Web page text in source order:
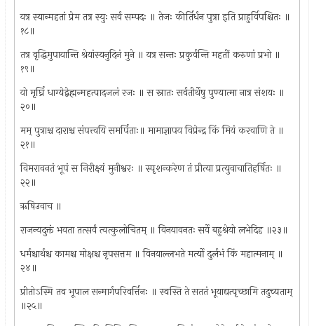
यत्र स्यान्महतां प्रेम तत्र स्युः सर्व सम्पदः ॥ तेजः कीर्तिर्धन पुत्रा इति प्राहुर्विपश्चितः ॥
१८॥
तत्र वृद्धिमुपायान्ति श्रेयांस्यनुदिनं मुने ॥ यत्र सन्तः प्रकुर्वन्ति महतीं करुणां प्रभो ॥
१९॥
यो मृर्घ्रि धाग्येद्बेह्मन्महत्पादजलं रजः ॥ स स्नातः सर्वतीर्थेषु पुण्यात्मा नात्र संशयः ॥
२०॥
मम् पुत्राश्च दाराश्च संपत्त्वयि समर्पिताः॥ मामाज्ञापय विप्रेन्द्र किं मियं करवाणि ते ॥
२१॥
विमरावनतं भूपं स निरीक्ष्यं मुनीश्वरः ॥ स्पृशन्करेण तं प्रीत्या प्रत्युवाचातिहर्षितः ॥
२२॥
ऋषिउवाच ॥
राजन्यदुक्तं भवता तत्सर्वं त्वत्कुलोचितम् ॥ विनयावनतः सर्वे बहुश्रेयो लभेदिह ॥२३॥
धर्मश्चार्थश्च कामश्च मोक्षश्च नृपसत्तम ॥ विनयाल्लभते मर्त्यो दुर्लभं किं महात्मनाम् ॥
२४॥
प्रीतोऽस्मि तव भूपाल सन्मार्गपरिवर्त्तिनः ॥ स्वस्ति ते सततं भूयाद्यत्पृच्छामि तदुच्यताम्
॥२५॥